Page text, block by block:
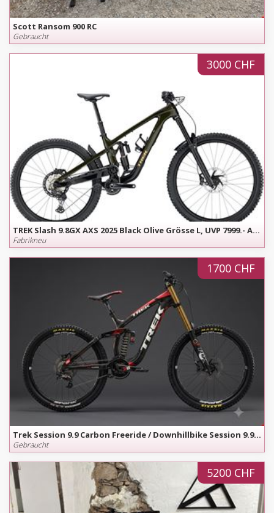
Scott Ransom 900 RC
Gebraucht
3000 CHF
TREK Slash 9.8GX AXS 2025 Black Olive Grösse L, UVP 7999.- Angebot gültig bis 15. August
Fabrikneu
1700 CHF
Trek Session 9.9 Carbon Freeride / Downhillbike Session 9.9 Carbon - nur 14.5 kg - Grösse S
Gebraucht
5200 CHF